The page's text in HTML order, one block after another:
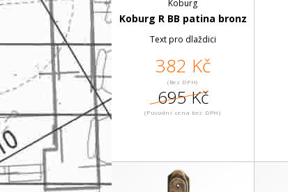
Koburg
Koburg R BB patina bronz
Text pro dlaždici
382 Kč
(Bez DPH)
695 Kč
(Puvodní cena bez DPH)